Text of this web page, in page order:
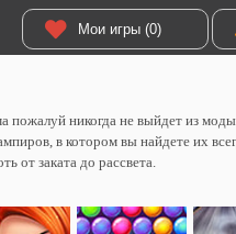
Мои игры (0)
пожалуй никогда не выйдет из
в котором вы найдете их
от заката до рассвета.